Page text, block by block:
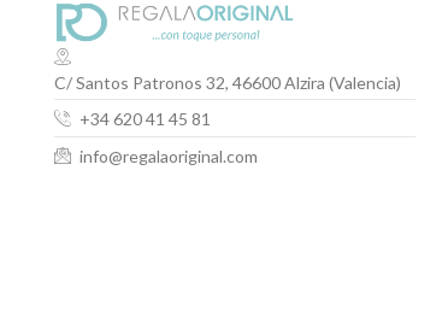
C/ Santos Patronos 32, 46600 Alzira (Valencia)
+34 620 41 45 81
info@regalaoriginal.com